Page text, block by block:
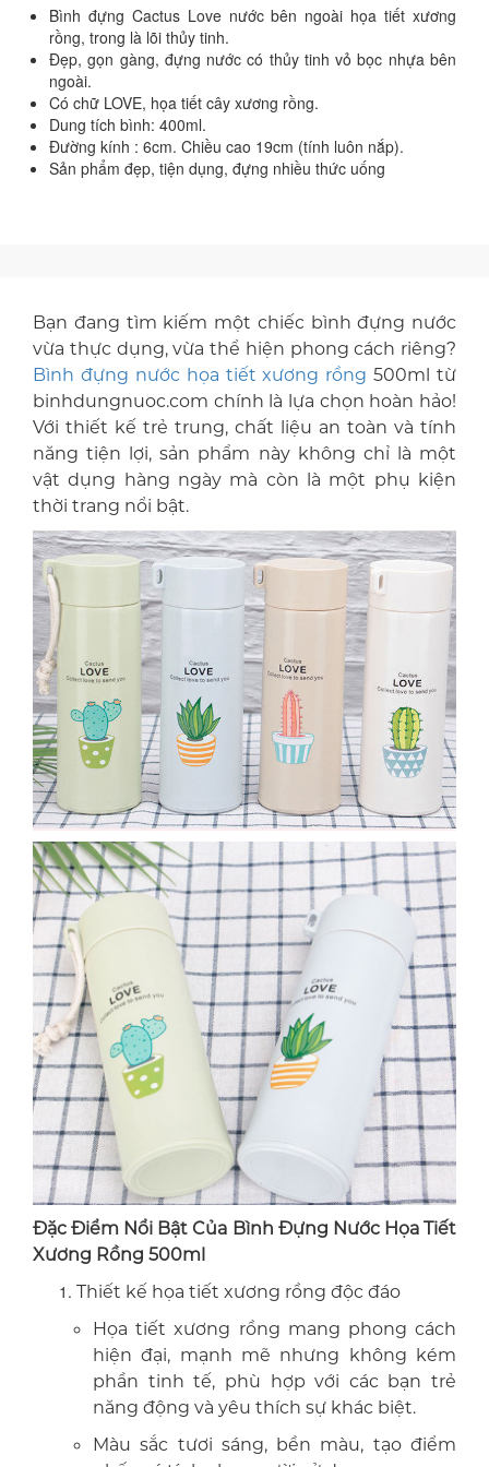
Bình đựng Cactus Love nước bên ngoài họa tiết xương
rồng, trong là lõi thủy tinh.
Đẹp, gọn gàng, đựng nước có thủy tinh vỏ bọc nhựa bên
ngoài.
Có chữ LOVE, họa tiết cây xương rồng.
Dung tích bình: 400ml.
Đường kính : 6cm. Chiều cao 19cm (tính luôn nắp).
Sản phẩm đẹp, tiện dụng, đựng nhiều thức uống
Bạn đang tìm kiếm một chiếc bình đựng nước
vừa thực dụng, vừa thể hiện phong cách riêng?
Bình đựng nước họa tiết xương rồng 500ml từ
binhdungnuoc.com chính là lựa chọn hoàn hảo!
Với thiết kế trẻ trung, chất liệu an toàn và tính
năng tiện lợi, sản phẩm này không chỉ là một
vật dụng hàng ngày mà còn là một phụ kiện
thời trang nổi bật.
Đặc Điểm Nổi Bật Của Bình Đựng Nước Họa Tiết
Xương Rồng 500ml
Thiết kế họa tiết xương rồng độc đáo
Họa tiết xương rồng mang phong cách
hiện đại, mạnh mẽ nhưng không kém
phần tinh tế, phù hợp với các bạn trẻ
năng động và yêu thích sự khác biệt.
Màu sắc tươi sáng, bền màu, tạo điểm